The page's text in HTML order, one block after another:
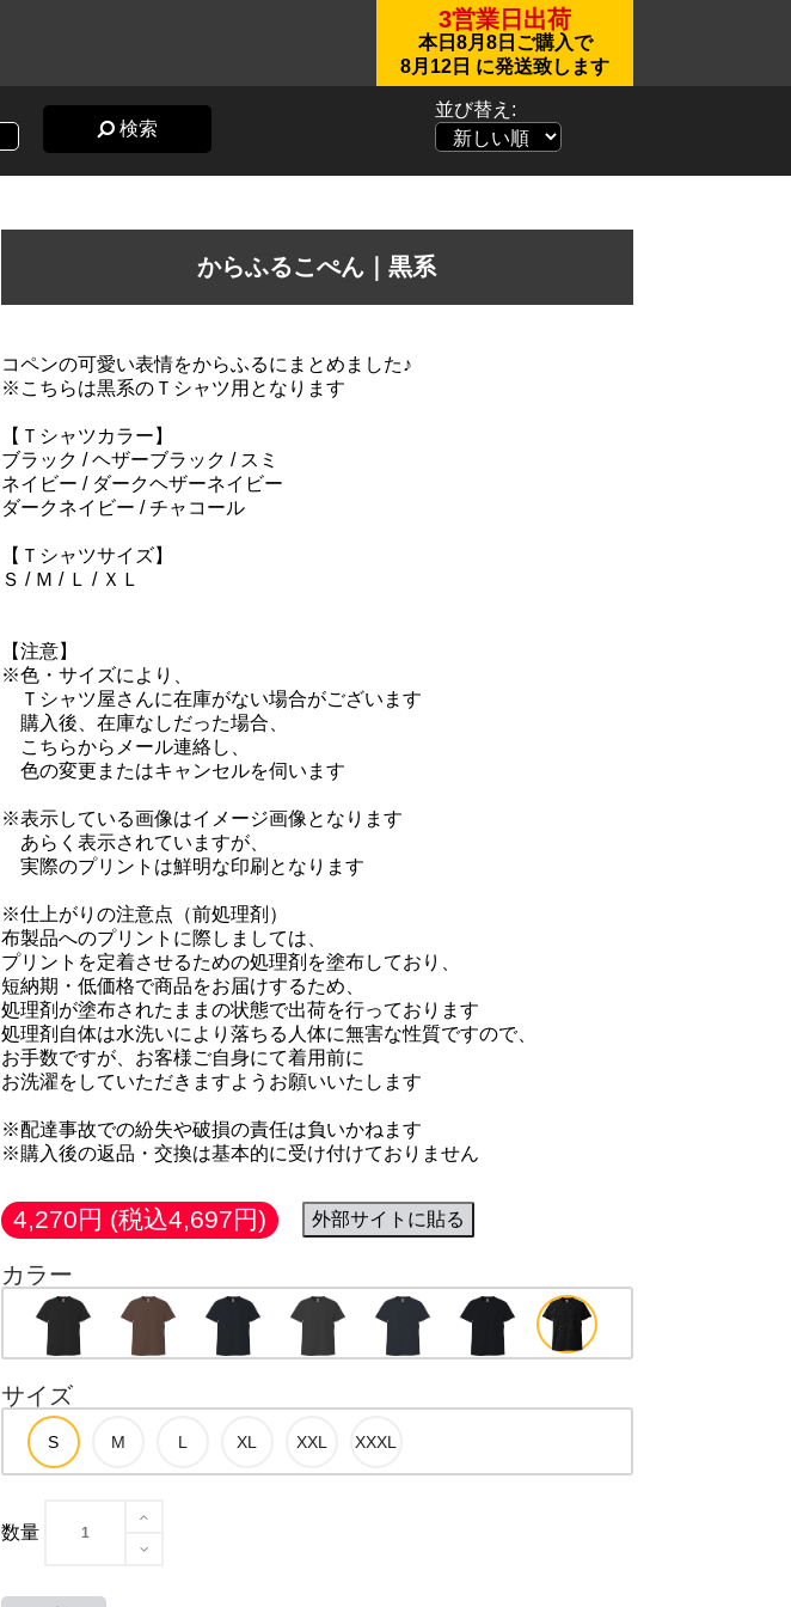
3営業日出荷
本日 8月8日 ご購入で
8月12日 に発送致します
検索
並び替え:
からふるこぺん｜黒系
コペンの可愛い表情をからふるにまとめました♪
※こちらは黒系のＴシャツ用となります
【Ｔシャツカラー】
ブラック / ヘザーブラック / スミ
ネイビー / ダークヘザーネイビー
ダークネイビー / チャコール
【Ｔシャツサイズ】
Ｓ / Ｍ / Ｌ / ＸＬ
【注意】
※色・サイズにより、
Ｔシャツ屋さんに在庫がない場合がございます
購入後、在庫なしだった場合、
こちらからメール連絡し、
色の変更またはキャンセルを伺います
※表示している画像はイメージ画像となります
あらく表示されていますが、
実際のプリントは鮮明な印刷となります
※仕上がりの注意点（前処理剤）
布製品へのプリントに際しましては、
プリントを定着させるための処理剤を塗布しており、
短納期・低価格で商品をお届けするため、
処理剤が塗布されたままの状態で出荷を行っております
処理剤自体は水洗いにより落ちる人体に無害な性質ですので、
お手数ですが、お客様ご自身にて着用前に
お洗濯をしていただきますようお願いいたします
※配達事故での紛失や破損の責任は負いかねます
※購入後の返品・交換は基本的に受け付けておりません
4,270円 (税込4,697円) 外部サイトに貼る
カラー
サイズ
数量